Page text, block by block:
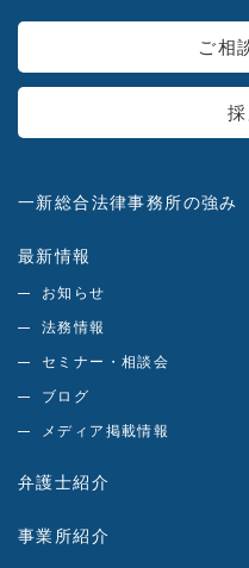
ご相
一新総合法律事務所の強み
最新情報
お知らせ
法務情報
セミナー・相談会
ブログ
メディア掲載情報
弁護士紹介
事業所紹介